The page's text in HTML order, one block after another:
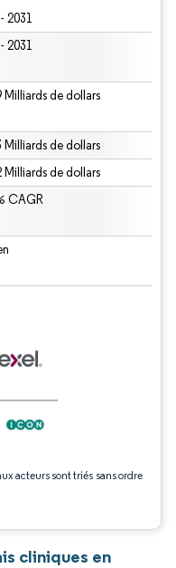
2031
2031
Milliards de dollars
Milliards de dollars
Milliards de dollars
CAGR
acteurs sont triés sans ordre
nécessite une attribution sous CC
cliniques en